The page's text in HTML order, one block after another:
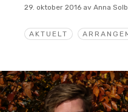
AKTUELT
29. oktober 2016 av Anna